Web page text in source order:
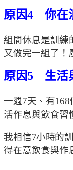
原因4 你在
組間休息是訓練
又做完一組了！
原因5 生活
一週7天、有168
活作息與飲食習
我相信7小時的
得在意飲食與作